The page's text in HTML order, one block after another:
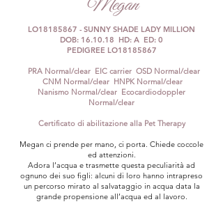
Megan
LO18185867 - SUNNY SHADE LADY MILLION
DOB: 16.10.18 HD: A ED: 0
PEDIGREE LO18185867
PRA Normal/clear EIC carrier OSD Normal/clear
CNM Normal/clear HNPK Normal/clear
Nanismo Normal/clear Ecocardiodoppler
Normal/clear
Certificato di abilitazione alla Pet Therapy
Megan ci prende per mano, ci porta. Chiede coccole
ed attenzioni.
Adora l’acqua e trasmette questa peculiarità ad
ognuno dei suo figli: alcuni di loro hanno intrapreso
un percorso mirato al salvataggio in acqua data la
grande propensione all’acqua ed al lavoro.